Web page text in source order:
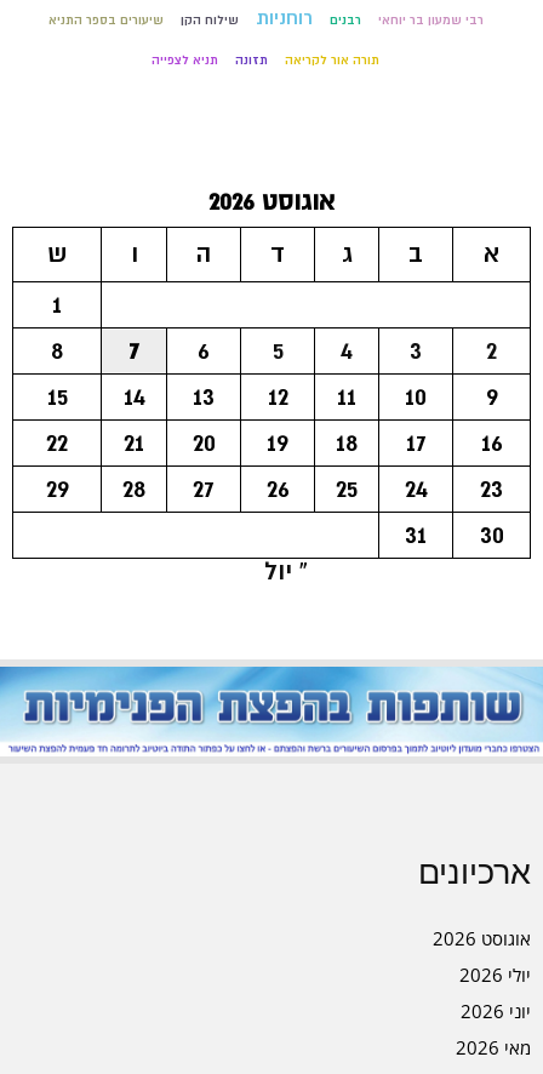
רבי שמעון בר יוחאי רבנים רוחניות שילוח הקן שיעורים בספר התניא
תורה אור לקריאה תזונה תניא לצפייה
אוגוסט 2026
א
ב ג ד ה ו
ש
1
2
3
4
5
6
7
8
9
10
11
12
13
14
15
16
17
18
19
20
21
22
23
24
25
26
27
28
29
30
31
« יול
ארכיונים
אוגוסט 2026
יולי 2026
יוני 2026
מאי 2026